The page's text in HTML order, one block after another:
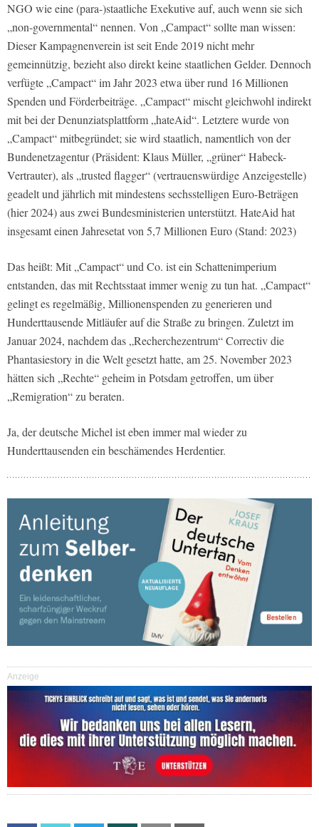
NGO wie eine (para-)staatliche Exekutive auf, auch wenn sie sich
„non-governmental“ nennen. Von „Campact“ sollte man wissen:
Dieser Kampagnenverein ist seit Ende 2019 nicht mehr
gemeinnützig, bezieht also direkt keine staatlichen Gelder. Dennoch
verfügte „Campact“ im Jahr 2023 etwa über rund 16 Millionen
Spenden und Förderbeiträge. „Campact“ mischt gleichwohl indirekt
mit bei der Denunziatsplattform „hateAid“. Letztere wurde von
„Campact“ mitbegründet; sie wird staatlich, namentlich von der
Bundenetzagentur (Präsident: Klaus Müller, „grüner“ Habeck-
Vertrauter), als „trusted flagger“ (vertrauenswürdige Anzeigestelle)
geadelt und jährlich mit mindestens sechsstelligen Euro-Beträgen
(hier 2024) aus zwei Bundesministerien unterstützt. HateAid hat
insgesamt einen Jahresetat von 5,7 Millionen Euro (Stand: 2023)
Das heißt: Mit „Campact“ und Co. ist ein Schattenimperium
entstanden, das mit Rechtsstaat immer wenig zu tun hat. „Campact“
gelingt es regelmäßig, Millionenspenden zu generieren und
Hunderttausende Mitläufer auf die Straße zu bringen. Zuletzt im
Januar 2024, nachdem das „Recherchezentrum“ Correctiv die
Phantasiestory in die Welt gesetzt hatte, am 25. November 2023
hätten sich „Rechte“ geheim in Potsdam getroffen, um über
„Remigration“ zu beraten.
Ja, der deutsche Michel ist eben immer mal wieder zu
Hunderttausenden ein beschämendes Herdentier.
Anzeige